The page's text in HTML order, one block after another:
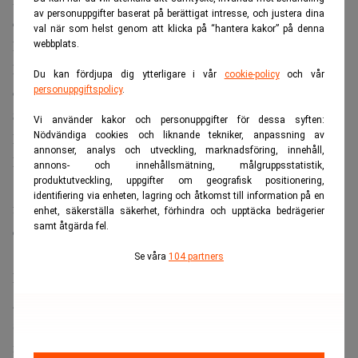
av personuppgifter baserat på berättigat intresse, och justera dina
val när som helst genom att klicka på “hantera kakor” på denna
webbplats.
Du kan fördjupa dig ytterligare i vår cookie-policyoch vår
personuppgiftspolicy.
Vi använder kakor och personuppgifter för dessa syften:
Nödvändiga cookies och liknande tekniker, anpassning av
annonser, analys och utveckling, marknadsföring, innehåll,
annons- och innehållsmätning, målgruppsstatistik,
produktutveckling, uppgifter om geografisk positionering,
identifiering via enheten, lagring och åtkomst till information på en
enhet, säkerställa säkerhet, förhindra och upptäcka bedrägerier
samt åtgärda fel.
Se våra 104 partners
dels med delar som tillverkats lokalt men som saknar den
kvalitetskontroll som bilmärket står för.
Läs också: Nya sanktioner mot Ryssland – ska slå mot
oljan. Realtid
Säljs som premium
Prislappen för en piratkopierad BMW ligger enligt, The
Moscow Times, på 12–14 miljoner rubel, motsvarande
1,5–1,8 miljoner kronor. Det är nivåer som normalt
förknippas med en officiell BMW 7‑serie eller X7 på den
europeiska marknaden.
Men de ryskbyggda bilarna saknar både certifiering,
märkets ansvar eller säkerhetskontroller.